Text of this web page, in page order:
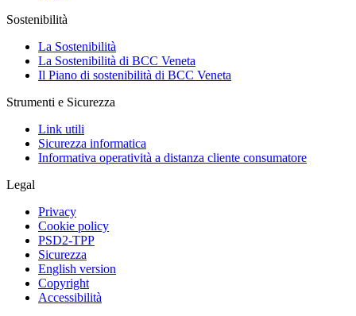
Sostenibilità
La Sostenibilità
La Sostenibilità di BCC Veneta
Il Piano di sostenibilità di BCC Veneta
Strumenti e Sicurezza
Link utili
Sicurezza informatica
Informativa operatività a distanza cliente consumatore
Legal
Privacy
Cookie policy
PSD2-TPP
Sicurezza
English version
Copyright
Accessibilità